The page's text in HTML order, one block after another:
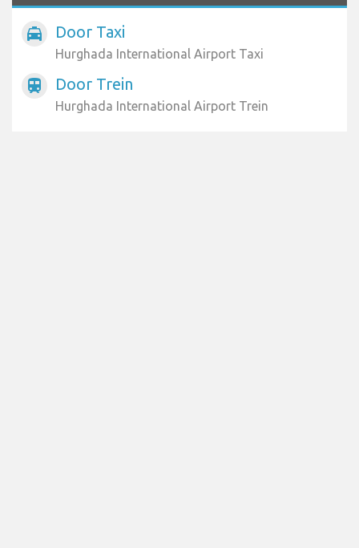
local_taxi Door Taxi
Hurghada International Airport Taxi
train Door Trein
Hurghada International Airport Trein